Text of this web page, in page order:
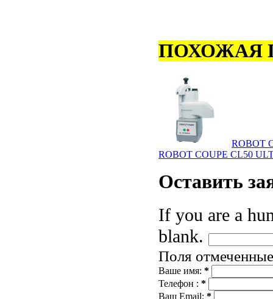
ПОХОЖАЯ
ROBOT
ROBOT COUPE CL50
Оставить
If you are a
blank.
Поля
Ваше имя: *
Телефон : *
Ваш Email: *